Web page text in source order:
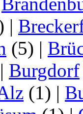
|
(5) |
| Burgdorf
(1) |